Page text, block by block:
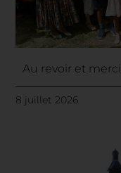
Au revoir et
8 juillet 2026